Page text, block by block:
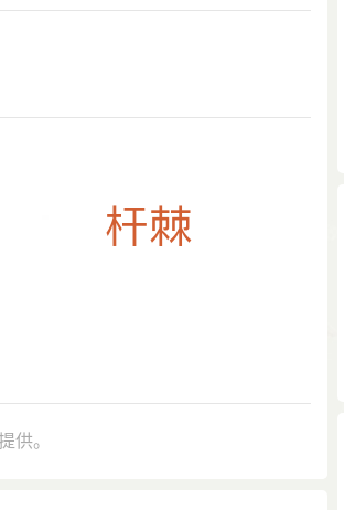
而顽钝椎鲁之资，桿棘而不入。是以
供。